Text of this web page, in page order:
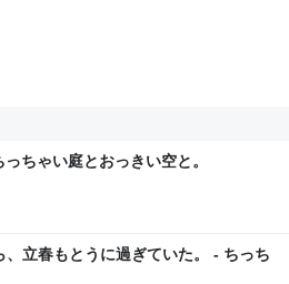
ちゃい庭とおっきい空と。
、立春もとうに過ぎていた。 - ちっち